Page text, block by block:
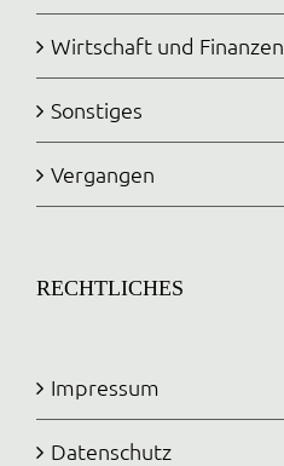
Wirtschaft und Finanzen
Sonstiges
Vergangen
RECHTLICHES
Impressum
Datenschutz